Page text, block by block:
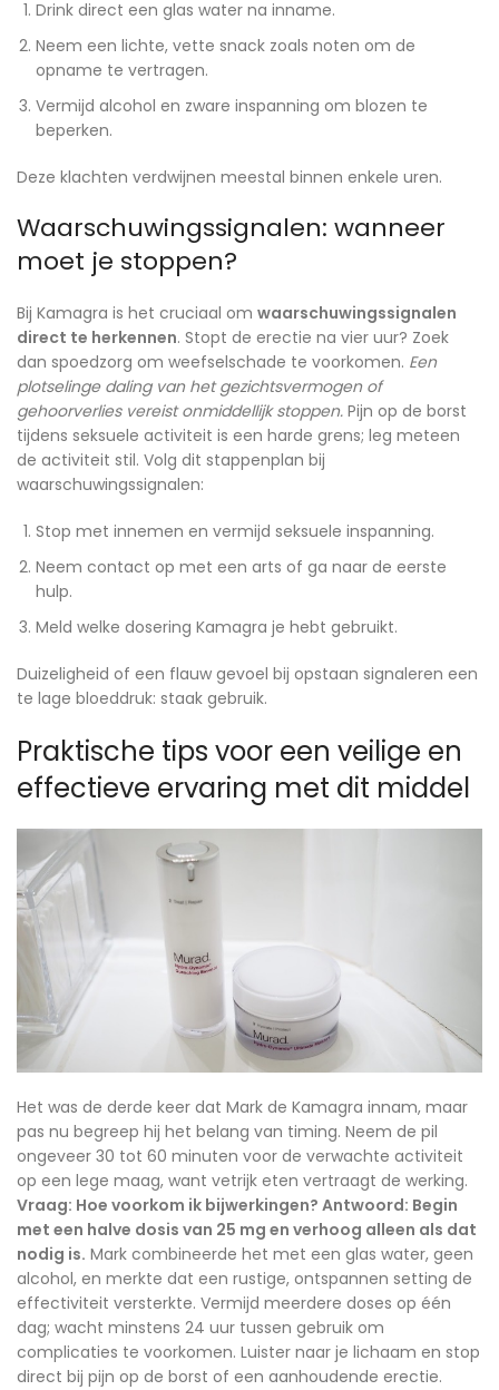
Drink direct een glas water na inname.
Neem een lichte, vette snack zoals noten om de
opname te vertragen.
Vermijd alcohol en zware inspanning om blozen te
beperken.
Deze klachten verdwijnen meestal binnen enkele uren.
Waarschuwingssignalen: wanneer
moet je stoppen?
Bij Kamagra is het cruciaal om waarschuwingssignalen
direct te herkennen. Stopt de erectie na vier uur? Zoek
dan spoedzorg om weefselschade te voorkomen. Een
plotselinge daling van het gezichtsvermogen of
gehoorverlies vereist onmiddellijk stoppen. Pijn op de borst
tijdens seksuele activiteit is een harde grens; leg meteen
de activiteit stil. Volg dit stappenplan bij
waarschuwingssignalen:
Stop met innemen en vermijd seksuele inspanning.
Neem contact op met een arts of ga naar de eerste
hulp.
Meld welke dosering Kamagra je hebt gebruikt.
Duizeligheid of een flauw gevoel bij opstaan signaleren een
te lage bloeddruk: staak gebruik.
Praktische tips voor een veilige en
effectieve ervaring met dit middel
Het was de derde keer dat Mark de Kamagra innam, maar
pas nu begreep hij het belang van timing. Neem de pil
ongeveer 30 tot 60 minuten voor de verwachte activiteit
op een lege maag, want vetrijk eten vertraagt de werking.
Vraag: Hoe voorkom ik bijwerkingen? Antwoord: Begin
met een halve dosis van 25 mg en verhoog alleen als dat
nodig is. Mark combineerde het met een glas water, geen
alcohol, en merkte dat een rustige, ontspannen setting de
effectiviteit versterkte. Vermijd meerdere doses op één
dag; wacht minstens 24 uur tussen gebruik om
complicaties te voorkomen. Luister naar je lichaam en stop
direct bij pijn op de borst of een aanhoudende erectie.